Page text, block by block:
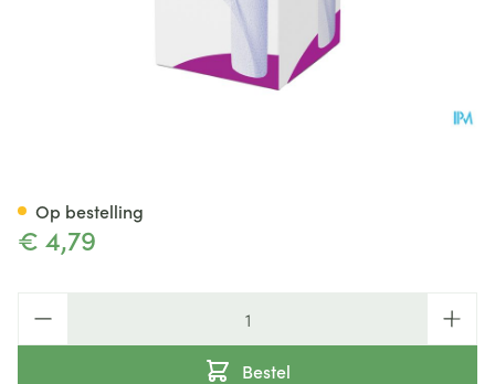
€ 4,79
Bestel
Op bestelling